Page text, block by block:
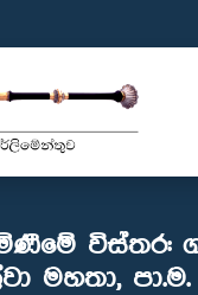
විස්තර:
මහතා, පා.ම.